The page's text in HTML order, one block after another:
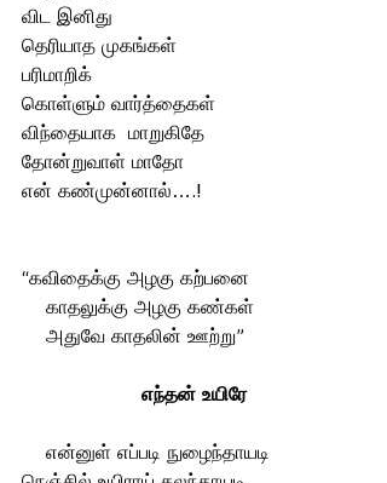
விட இனிது
தெரியாத முகங்கள்
பரிமாறிக்
கொள்ளும் வார்த்தைகள்
விந்தையாக  மாறுகிதே
தோன்றுவாள் மாதோ
என் கண்முன்னால்….!
“கவிதைக்கு அழகு கற்பனை
காதலுக்கு அழகு கண்கள்
அதுவே காதலின் ஊற்று”
எந்தன் உயிரே
என்னுள் எப்படி நுழைந்தாயடி